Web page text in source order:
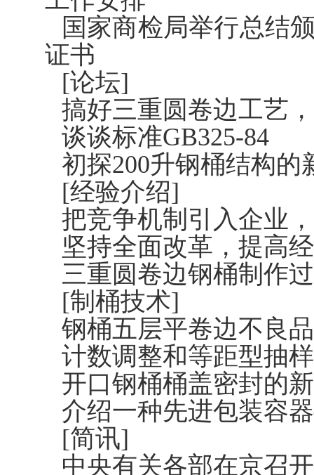
国家商检局举行总结
证书
[论坛]
搞好三重圆卷边工艺
谈谈标准GB325-84
初探200升钢桶结构的
[经验介绍]
把竞争机制引入企业
坚持全面改革，提高
三重圆卷边钢桶制作
[制桶技术]
钢桶五层平卷边不良
计数调整和等距型抽
开口钢桶桶盖密封的
介绍一种先进包装容
[简讯]
中央有关各部在京召